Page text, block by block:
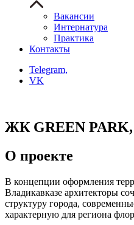
Вакансии
Интернатура
Практика
Контакты
Telegram,
VK
ЖК GREEN
О проекте
В концепции оформления
Владикавказе архитекторы
структуру города,
характерную для региона